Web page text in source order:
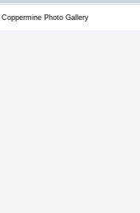
Coppermine Photo Gallery